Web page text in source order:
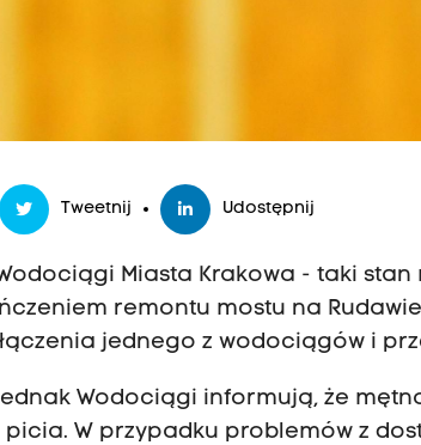
Tweetnij Udostępnij
Miasta Krakowa - taki stan
remontu mostu na
jednego z wodociągów i
Wodociągi informują, że
W przypadku problemów z